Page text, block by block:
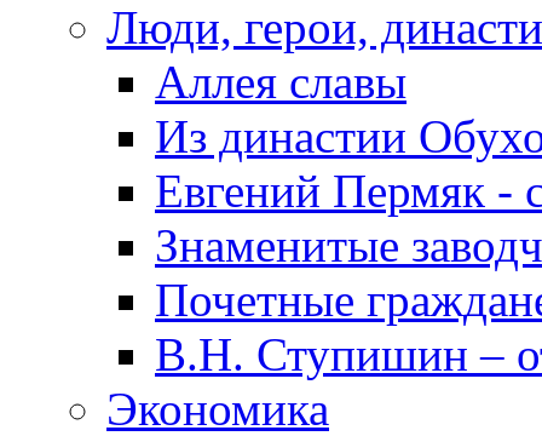
Люди, герои,
Аллея славы
Из династии
Евгений Пермяк -
Знаменитые
Почетные
В.Н. Ступишин –
Экономика